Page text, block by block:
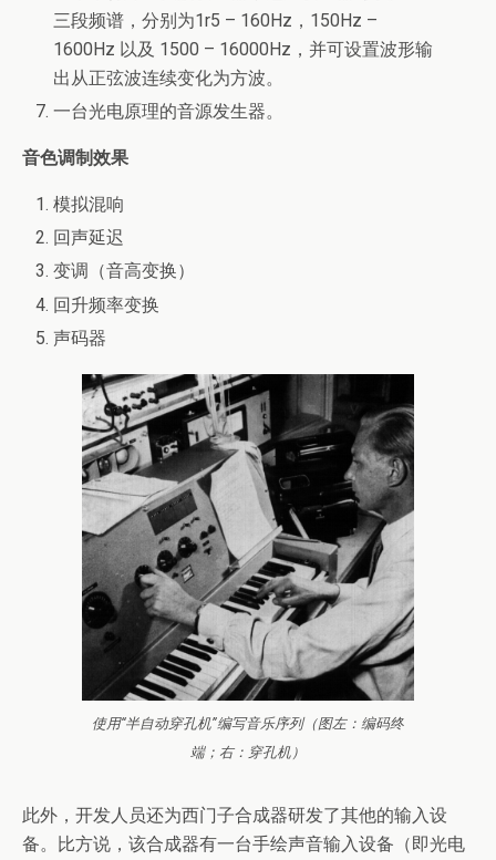
三段频谱，分别为1r5 – 160Hz，150Hz –
1600Hz 以及 1500 – 16000Hz，并可设置波形输
出从正弦波连续变化为方波。
一台光电原理的音源发生器。
音色调制效果
模拟混响
回声延迟
变调（音高变换）
回升频率变换
声码器
使用“半自动穿孔机”编写音乐序列（图左：编码终
端；右：穿孔机）
此外，开发人员还为西门子合成器研发了其他的输入设
备。比方说，该合成器有一台手绘声音输入设备（即光电